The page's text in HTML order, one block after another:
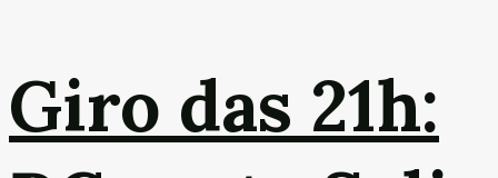
Giro das 21h: